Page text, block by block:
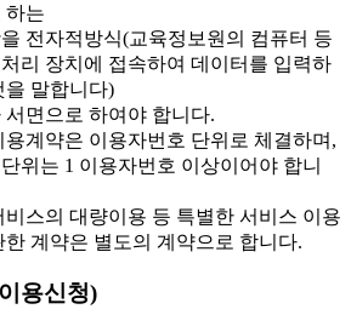
하는
전자적방식(교육정보원의 컴퓨터 등
리 장치에 접속하여 데이터를 입력하
을 말합니다)
서면으로 하여야 합니다.
계약은 이용자번호 단위로 체결하며,
위는 1 이용자번호 이상이어야 합니
스의 대량이용 등 특별한 서비스 이용
한 계약은 별도의 계약으로 합니다.
용신청)